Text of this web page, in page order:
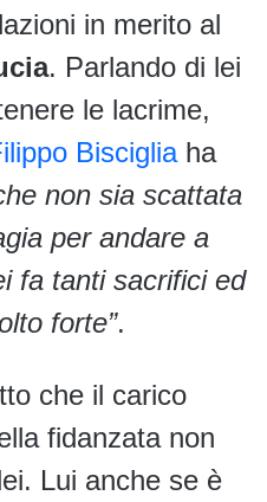
in merito al
. Parlando di lei
le lacrime,
Biscigliaha
non sia scattata
per andare a
fa tanti sacrifici ed
forte”.
che il carico
fidanzata non
Lui anche se è